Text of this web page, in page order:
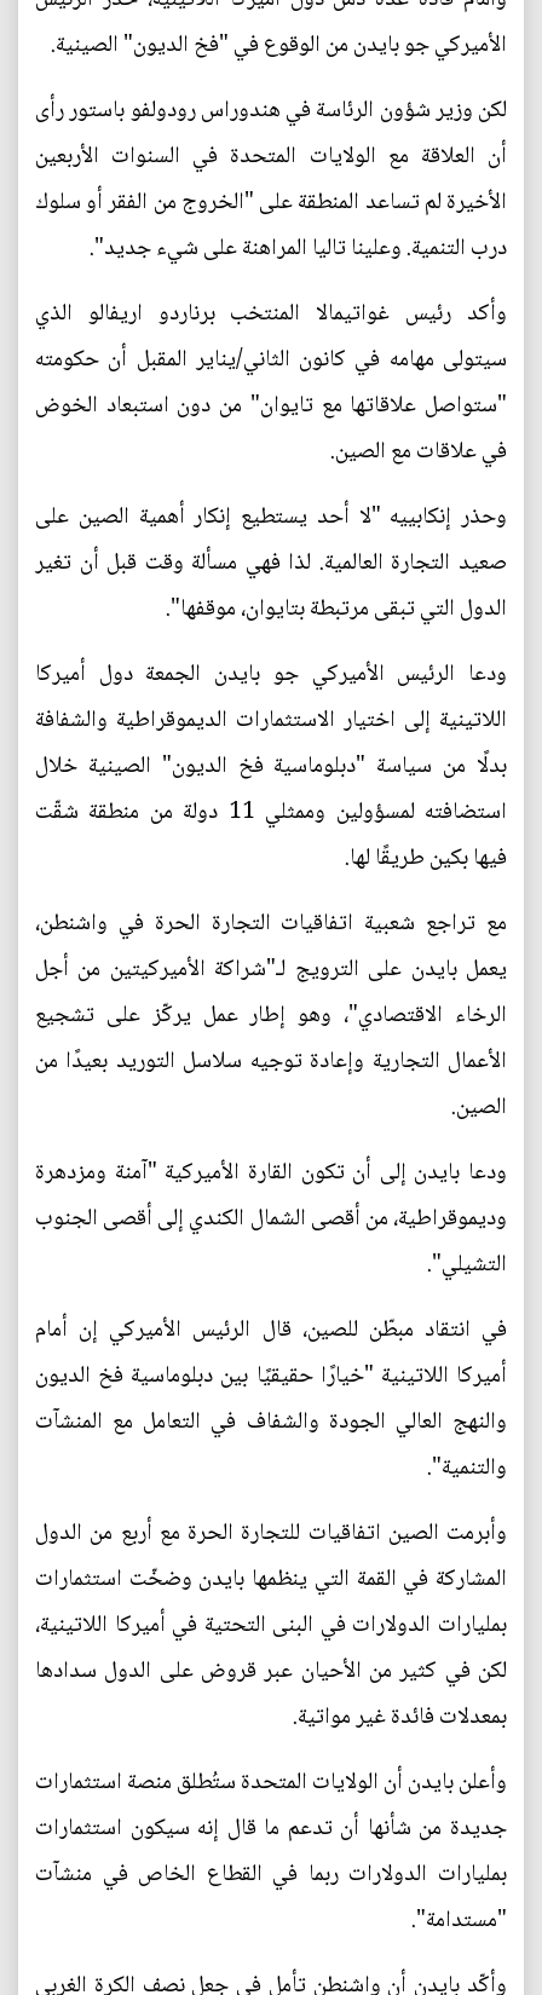
الأميركي جو بايدن من الوقوع في "فخ الديون" الصينية.
لكن وزير شؤون الرئاسة في هندوراس رودولفو باستور رأى
أن العلاقة مع الولايات المتحدة في السنوات الأربعين
الأخيرة لم تساعد المنطقة على "الخروج من الفقر أو سلوك
درب التنمية. وعلينا تاليا المراهنة على شيء جديد".
وأكد رئيس غواتيمالا المنتخب برناردو اريفالو الذي
سيتولى مهامه في كانون الثاني/يناير المقبل أن حكومته
"ستواصل علاقاتها مع تايوان" من دون استبعاد الخوض
في علاقات مع الصين.
وحذر إنكابييه "لا أحد يستطيع إنكار أهمية الصين على
صعيد التجارة العالمية. لذا فهي مسألة وقت قبل أن تغير
الدول التي تبقى مرتبطة بتايوان، موقفها".
ودعا الرئيس الأميركي جو بايدن الجمعة دول أميركا
اللاتينية إلى اختيار الاستثمارات الديموقراطية والشفافة
بدلًا من سياسة "دبلوماسية فخ الديون" الصينية خلال
استضافته لمسؤولين وممثلي 11 دولة من منطقة شقّت
فيها بكين طريقًا لها.
مع تراجع شعبية اتفاقيات التجارة الحرة في واشنطن،
يعمل بايدن على الترويج لـ"شراكة الأميركيتين من أجل
الرخاء الاقتصادي"، وهو إطار عمل يركّز على تشجيع
الأعمال التجارية وإعادة توجيه سلاسل التوريد بعيدًا من
الصين.
ودعا بايدن إلى أن تكون القارة الأميركية "آمنة ومزدهرة
وديموقراطية، من أقصى الشمال الكندي إلى أقصى الجنوب
التشيلي".
في انتقاد مبطّن للصين، قال الرئيس الأميركي إن أمام
أميركا اللاتينية "خيارًا حقيقيًا بين دبلوماسية فخ الديون
والنهج العالي الجودة والشفاف في التعامل مع المنشآت
والتنمية".
وأبرمت الصين اتفاقيات للتجارة الحرة مع أربع من الدول
المشاركة في القمة التي ينظمها بايدن وضخّت استثمارات
بمليارات الدولارات في البنى التحتية في أميركا اللاتينية،
لكن في كثير من الأحيان عبر قروض على الدول سدادها
بمعدلات فائدة غير مواتية.
وأعلن بايدن أن الولايات المتحدة ستُطلق منصة استثمارات
جديدة من شأنها أن تدعم ما قال إنه سيكون استثمارات
بمليارات الدولارات ربما في القطاع الخاص في منشآت
"مستدامة".
وأكّد بايدن أن واشنطن تأمل في جعل نصف الكرة الغربي